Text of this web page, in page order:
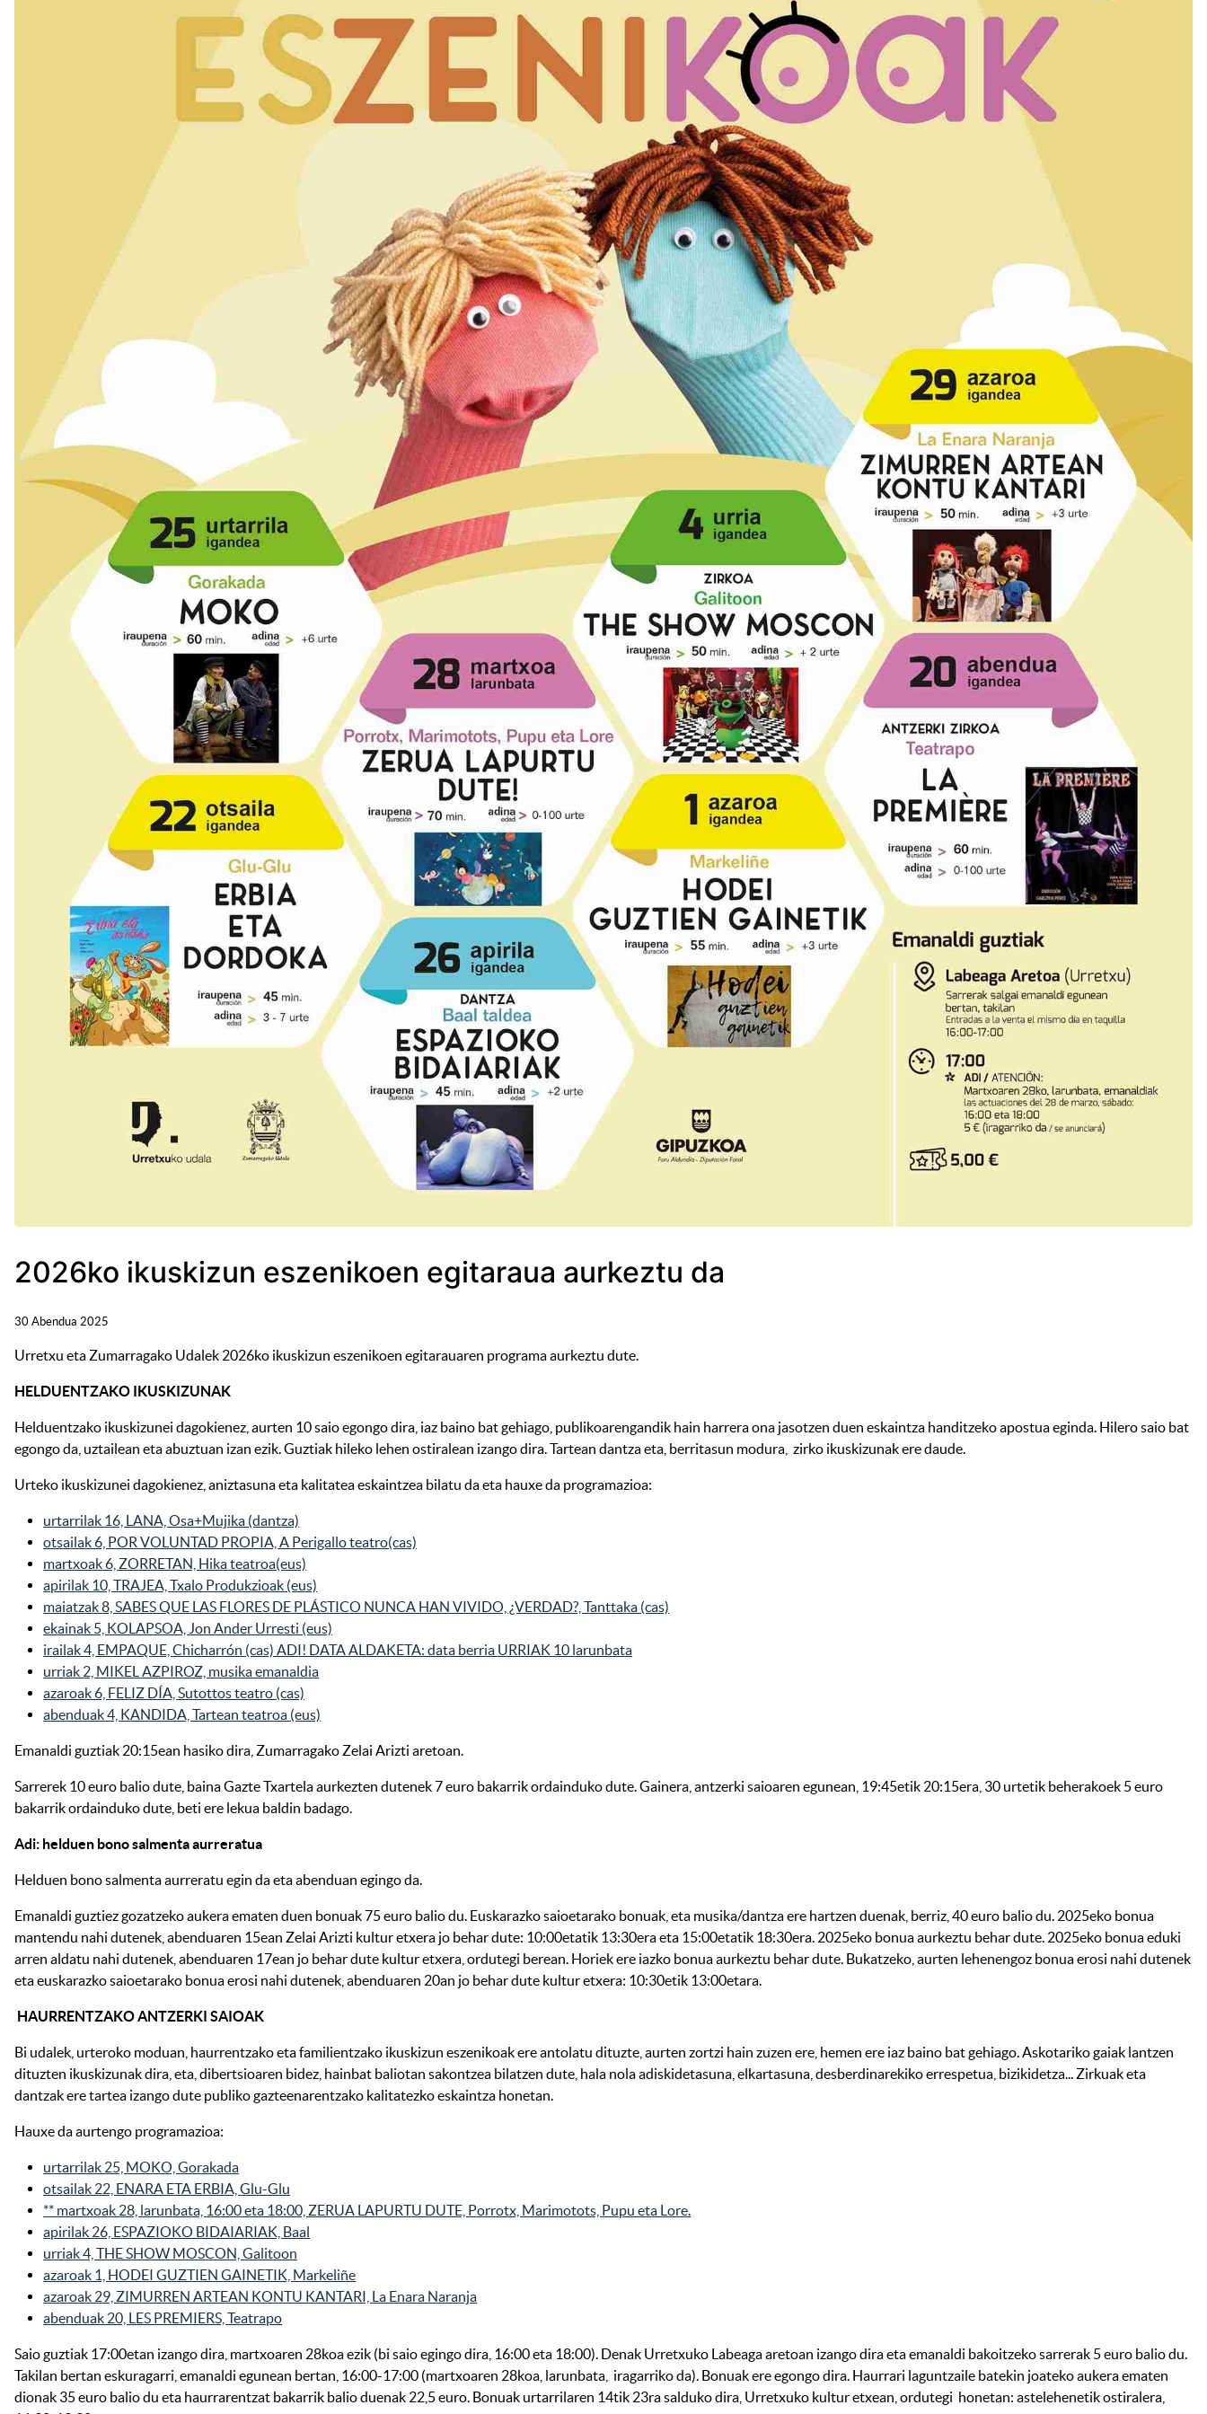
2026ko ikuskizun eszenikoen egitaraua aurkeztu da
30 Abendua 2025
Urretxu eta Zumarragako Udalek 2026ko ikuskizun eszenikoen egitarauaren programa aurkeztu dute.
HELDUENTZAKO IKUSKIZUNAK
Helduentzako ikuskizunei dagokienez, aurten 10 saio egongo dira, iaz baino bat gehiago, publikoarengandik hain harrera ona jasotzen duen eskaintza handitzeko apostua eginda. Hilero saio bat
egongo da, uztailean eta abuztuan izan ezik. Guztiak hileko lehen ostiralean izango dira. Tartean dantza eta, berritasun modura, zirko ikuskizunak ere daude.
Urteko ikuskizunei dagokienez, aniztasuna eta kalitatea eskaintzea bilatu da eta hauxe da programazioa:
urtarrilak 16, LANA, Osa+Mujika (dantza)
otsailak 6, POR VOLUNTAD PROPIA, A Perigallo teatro(cas)
martxoak 6, ZORRETAN, Hika teatroa(eus)
apirilak 10, TRAJEA, Txalo Produkzioak (eus)
maiatzak 8, SABES QUE LAS FLORES DE PLÁSTICO NUNCA HAN VIVIDO, ¿VERDAD?, Tanttaka (cas)
ekainak 5, KOLAPSOA, Jon Ander Urresti (eus)
irailak 4, EMPAQUE, Chicharrón (cas) ADI! DATA ALDAKETA: data berria URRIAK 10 larunbata
urriak 2, MIKEL AZPIROZ, musika emanaldia
azaroak 6, FELIZ DÍA, Sutottos teatro (cas)
abenduak 4, KANDIDA, Tartean teatroa (eus)
Emanaldi guztiak 20:15ean hasiko dira, Zumarragako Zelai Arizti aretoan.
Sarrerek 10 euro balio dute, baina Gazte Txartela aurkezten dutenek 7 euro bakarrik ordainduko dute. Gainera, antzerki saioaren egunean, 19:45etik 20:15era, 30 urtetik beherakoek 5 euro
bakarrik ordainduko dute, beti ere lekua baldin badago.
Adi: helduen bono salmenta aurreratua
Helduen bono salmenta aurreratu egin da eta abenduan egingo da.
Emanaldi guztiez gozatzeko aukera ematen duen bonuak 75 euro balio du. Euskarazko saioetarako bonuak, eta musika/dantza ere hartzen duenak, berriz, 40 euro balio du. 2025eko bonua
mantendu nahi dutenek, abenduaren 15ean Zelai Arizti kultur etxera jo behar dute: 10:00etatik 13:30era eta 15:00etatik 18:30era. 2025eko bonua aurkeztu behar dute. 2025eko bonua eduki
arren aldatu nahi dutenek, abenduaren 17ean jo behar dute kultur etxera, ordutegi berean. Horiek ere iazko bonua aurkeztu behar dute. Bukatzeko, aurten lehenengoz bonua erosi nahi dutenek
eta euskarazko saioetarako bonua erosi nahi dutenek, abenduaren 20an jo behar dute kultur etxera: 10:30etik 13:00etara.
HAURRENTZAKO ANTZERKI SAIOAK
Bi udalek, urteroko moduan, haurrentzako eta familientzako ikuskizun eszenikoak ere antolatu dituzte, aurten zortzi hain zuzen ere, hemen ere iaz baino bat gehiago. Askotariko gaiak lantzen
dituzten ikuskizunak dira, eta, dibertsioaren bidez, hainbat baliotan sakontzea bilatzen dute, hala nola adiskidetasuna, elkartasuna, desberdinarekiko errespetua, bizikidetza... Zirkuak eta
dantzak ere tartea izango dute publiko gazteenarentzako kalitatezko eskaintza honetan.
Hauxe da aurtengo programazioa:
urtarrilak 25, MOKO, Gorakada
otsailak 22, ENARA ETA ERBIA, Glu-Glu
** martxoak 28, larunbata, 16:00 eta 18:00, ZERUA LAPURTU DUTE, Porrotx, Marimotots, Pupu eta Lore.
apirilak 26, ESPAZIOKO BIDAIARIAK, Baal
urriak 4, THE SHOW MOSCON, Galitoon
azaroak 1, HODEI GUZTIEN GAINETIK, Markeliñe
azaroak 29, ZIMURREN ARTEAN KONTU KANTARI, La Enara Naranja
abenduak 20, LES PREMIERS, Teatrapo
Saio guztiak 17:00etan izango dira, martxoaren 28koa ezik (bi saio egingo dira, 16:00 eta 18:00). Denak Urretxuko Labeaga aretoan izango dira eta emanaldi bakoitzeko sarrerak 5 euro balio du.
Takilan bertan eskuragarri, emanaldi egunean bertan, 16:00-17:00 (martxoaren 28koa, larunbata, iragarriko da). Bonuak ere egongo dira. Haurrari laguntzaile batekin joateko aukera ematen
dionak 35 euro balio du eta haurrarentzat bakarrik balio duenak 22,5 euro. Bonuak urtarrilaren 14tik 23ra salduko dira, Urretxuko kultur etxean, ordutegi honetan: astelehenetik ostiralera,